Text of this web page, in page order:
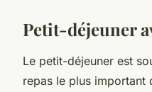
Petit-déjeuner
Le petit-déjeuner est
repas le plus important